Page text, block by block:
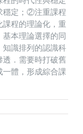
穩定；②注重課程
程的理論化，重
本理論選擇的同
知識排列的認識科
．需要時打破舊
體，形成綜合課